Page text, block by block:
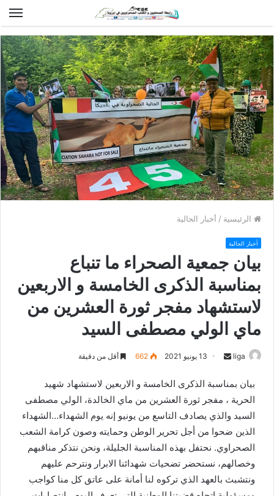
الرئيسية / أخبار الجالية
أخبار الجالية
بيان جمعية الصحراء ما تنباع
بمناسبة الذكرى الخامسة و الاربعين
لاستشهاد مفجر ثورة العشرين من
ماي الولي مصطفى السيد
liga
n
d
a
n
e
13 يونيو 2021 662 أقل من دقيقة
بيان بمناسبة الذكرى الخامسة و الاربعين لاستشهاد شهيد
الحرية ، مفجر ثورة العشرين من ماي الخالدة، الولي مصطفى
السيد والذي يصادف التاسع من يونيو إنه يوم الشهداء…الشهداء
الذين ضحوا من أجل تحرير الوطن وحمايته وصون كرامة الشعب
الصحراوي. نحتفل بهذه المناسبة الجليلة، ونحن نتذكر مناقبهم
وخصالهم، نستحضر تضحيات شهدائنا الابرار ونترحم عليهم
ونتشبث بالعهد الذي تركوه لنا أمانة على عاتق كل منا كواجب